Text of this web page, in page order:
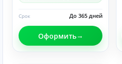
До 365 дней
Срок
Оформить